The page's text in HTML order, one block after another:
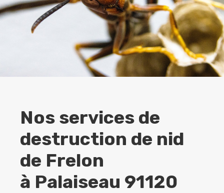
Nos services de
destruction de nid
de Frelon
à Palaiseau 91120